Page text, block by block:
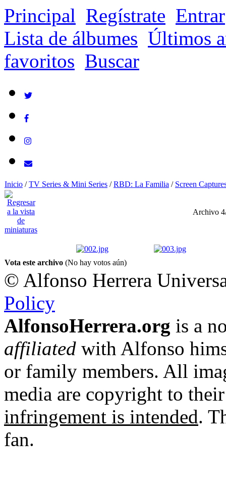
Principal Regístrate Entrar
Lista de álbumes Últimos
favoritos Buscar
Inicio /TV Series & Mini Series /RBD: La Familia / Screen
Archivo
Vota este archivo (No hay votos aún)
© Alfonso Herrera
Policy
AlfonsoHerrera.org is a
affiliated with Alfonso
or family members. All
media are copyright to
infringement is intended.
fan.